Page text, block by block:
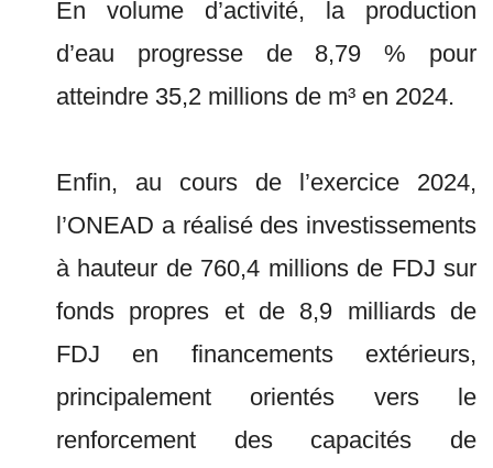
En volume d’activité, la production
d’eau progresse de 8,79 % pour
atteindre 35,2 millions de m³ en 2024.
Enfin, au cours de l’exercice 2024,
l’ONEAD a réalisé des investissements
à hauteur de 760,4 millions de FDJ sur
fonds propres et de 8,9 milliards de
FDJ en financements extérieurs,
principalement orientés vers le
renforcement des capacités de